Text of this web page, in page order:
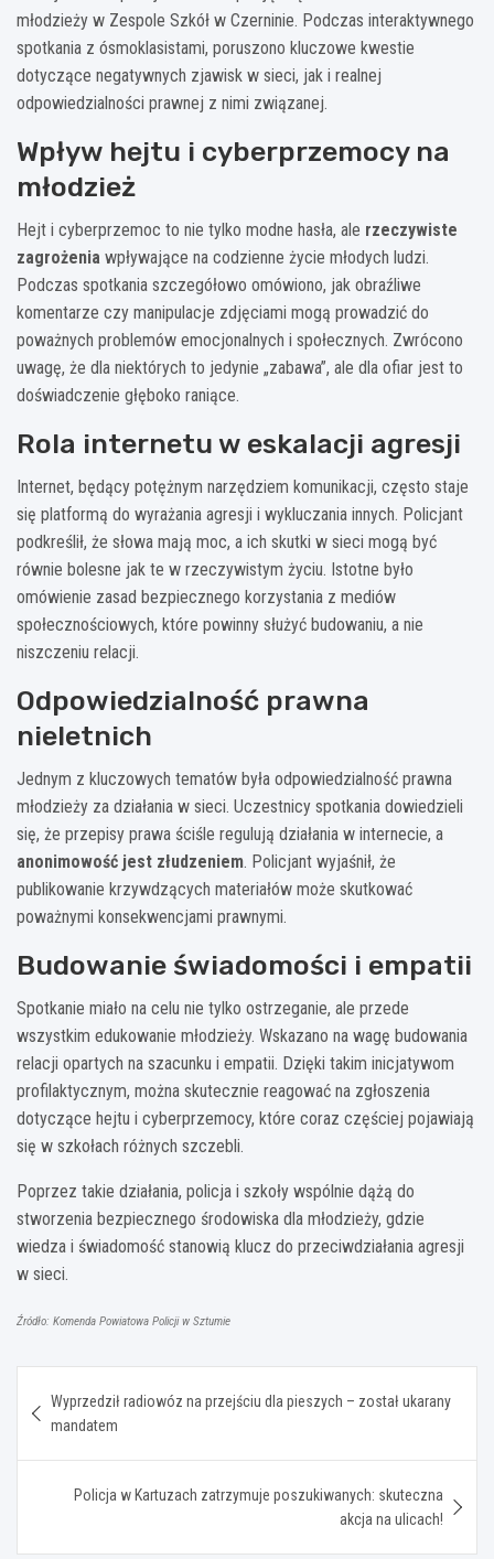
młodzieży w Zespole Szkół w Czerninie. Podczas interaktywnego
spotkania z ósmoklasistami, poruszono kluczowe kwestie
dotyczące negatywnych zjawisk w sieci, jak i realnej
odpowiedzialności prawnej z nimi związanej.
Wpływ hejtu i cyberprzemocy na
młodzież
Hejt i cyberprzemoc to nie tylko modne hasła, ale rzeczywiste
zagrożenia wpływające na codzienne życie młodych ludzi.
Podczas spotkania szczegółowo omówiono, jak obraźliwe
komentarze czy manipulacje zdjęciami mogą prowadzić do
poważnych problemów emocjonalnych i społecznych. Zwrócono
uwagę, że dla niektórych to jedynie „zabawa”, ale dla ofiar jest to
doświadczenie głęboko raniące.
Rola internetu w eskalacji agresji
Internet, będący potężnym narzędziem komunikacji, często staje
się platformą do wyrażania agresji i wykluczania innych. Policjant
podkreślił, że słowa mają moc, a ich skutki w sieci mogą być
równie bolesne jak te w rzeczywistym życiu. Istotne było
omówienie zasad bezpiecznego korzystania z mediów
społecznościowych, które powinny służyć budowaniu, a nie
niszczeniu relacji.
Odpowiedzialność prawna
nieletnich
Jednym z kluczowych tematów była odpowiedzialność prawna
młodzieży za działania w sieci. Uczestnicy spotkania dowiedzieli
się, że przepisy prawa ściśle regulują działania w internecie, a
anonimowość jest złudzeniem. Policjant wyjaśnił, że
publikowanie krzywdzących materiałów może skutkować
poważnymi konsekwencjami prawnymi.
Budowanie świadomości i empatii
Spotkanie miało na celu nie tylko ostrzeganie, ale przede
wszystkim edukowanie młodzieży. Wskazano na wagę budowania
relacji opartych na szacunku i empatii. Dzięki takim inicjatywom
profilaktycznym, można skutecznie reagować na zgłoszenia
dotyczące hejtu i cyberprzemocy, które coraz częściej pojawiają
się w szkołach różnych szczebli.
Poprzez takie działania, policja i szkoły wspólnie dążą do
stworzenia bezpiecznego środowiska dla młodzieży, gdzie
wiedza i świadomość stanowią klucz do przeciwdziałania agresji
w sieci.
Źródło: Komenda Powiatowa Policji w Sztumie
wpisu
Wyprzedził radiowóz na przejściu dla pieszych – został ukarany
mandatem
Policja w Kartuzach zatrzymuje poszukiwanych: skuteczna
akcja na ulicach!